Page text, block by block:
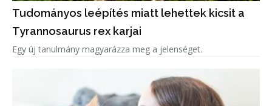
Tudományos leépítés miatt lehettek kicsit a
Tyrannosaurus rex karjai
Egy új tanulmány magyarázza meg a jelenséget.